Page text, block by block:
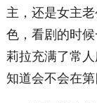
主，还是女主
色，看剧的时
莉拉充满了常
知道会不会在第